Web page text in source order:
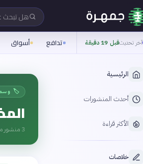
هل
آخر تحديثقبل 19 دقيقة تدافع أسواق
الرئيسية
أحدث المنشورات
الأكثر قراءة
خلاصات
🏷️
3 منشور